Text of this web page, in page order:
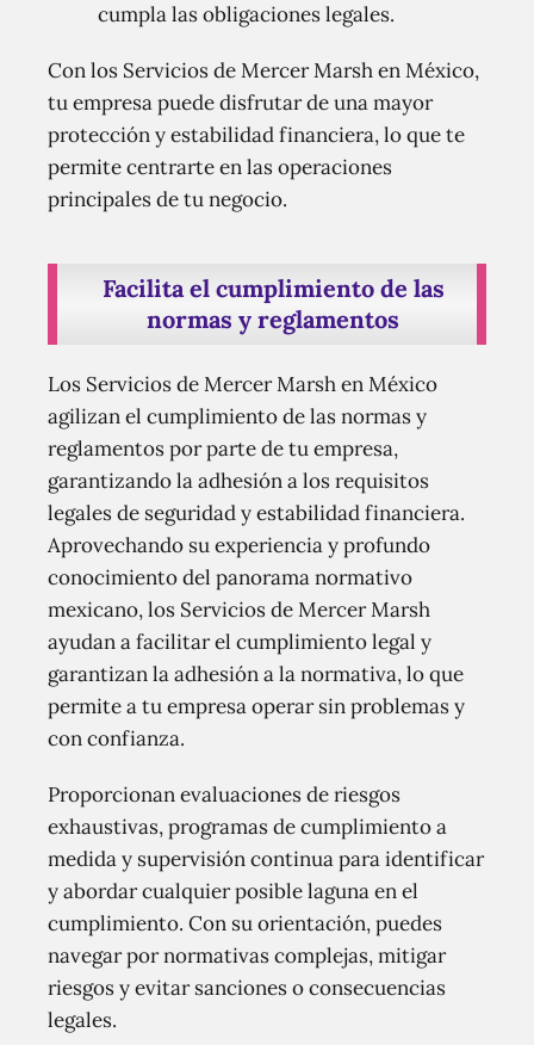
cumpla las obligaciones legales.
Con los Servicios de Mercer Marsh en México,
tu empresa puede disfrutar de una mayor
protección y estabilidad financiera, lo que te
permite centrarte en las operaciones
principales de tu negocio.
Facilita el cumplimiento de las
normas y reglamentos
Los Servicios de Mercer Marsh en México
agilizan el cumplimiento de las normas y
reglamentos por parte de tu empresa,
garantizando la adhesión a los requisitos
legales de seguridad y estabilidad financiera.
Aprovechando su experiencia y profundo
conocimiento del panorama normativo
mexicano, los Servicios de Mercer Marsh
ayudan a facilitar el cumplimiento legal y
garantizan la adhesión a la normativa, lo que
permite a tu empresa operar sin problemas y
con confianza.
Proporcionan evaluaciones de riesgos
exhaustivas, programas de cumplimiento a
medida y supervisión continua para identificar
y abordar cualquier posible laguna en el
cumplimiento. Con su orientación, puedes
navegar por normativas complejas, mitigar
riesgos y evitar sanciones o consecuencias
legales.